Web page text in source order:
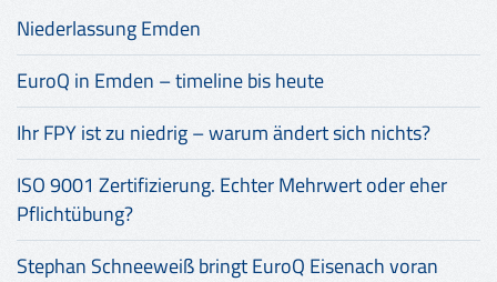
Niederlassung Emden
EuroQ in Emden – timeline bis heute
Ihr FPY ist zu niedrig – warum ändert sich nichts?
ISO 9001 Zertifizierung. Echter Mehrwert oder eher
Pflichtübung?
Stephan Schneeweiß bringt EuroQ Eisenach voran